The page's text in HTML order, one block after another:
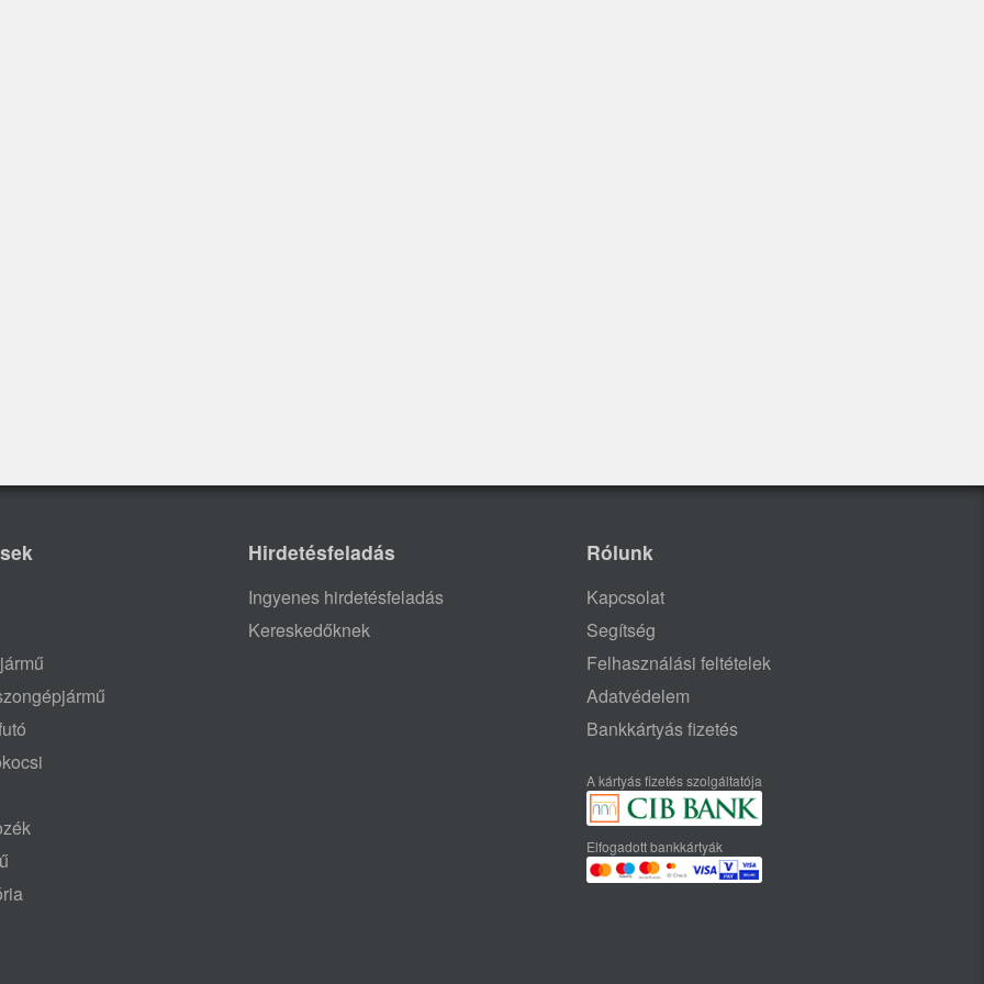
Hirdetésfeladás
Ingyenes hirdetésfeladás
Kereskedőknek
Rólunk
Kapcsolat
Segítség
Felhasználási feltételek
Adatvédelem
Bankkártyás fizetés
A kártyás fizetés szolgáltatója
Elfogadott bankkártyák